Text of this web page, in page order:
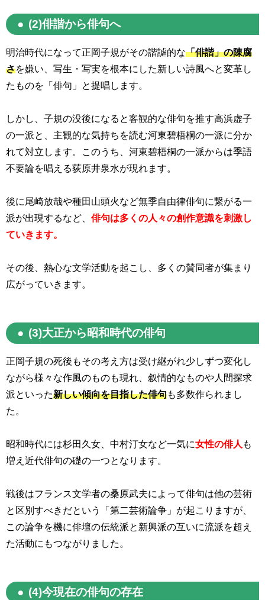
(2)俳諧から俳句へ
明治時代になって正岡子規がその諧謔的な「俳諧」の陳腐
さを嫌い、写生・写実を根本にした新しい詩風へと変革し
たものを「俳句」と提唱します。
しかし、子規の没後になると客観的な俳句を推す高浜虚子
の一派と、主観的な気持ちを読む河東碧梧桐の一派に分か
れて対立します。このうち、河東碧梧桐の一派からは季語
不要論を唱える荻原井泉水が現れます。
後に尾崎放哉や種田山頭火など無季自由律俳句に繋がる一
派が出現するなど、 俳句は多くの人々の創作意識を刺激し
ていきます。
その後、熱心な文学活動を起こし、多くの賛同者が集まり
広がっていきます。
(3)大正から昭和時代の俳句
正岡子規の死後もその考え方は受け継がれ少しずつ変化し
ながら様々な作風のものも現れ、叙情的なものや人間探求
派といった新しい傾向を目指した俳句も多数作られまし
た。
昭和時代には杉田久女、中村汀女など一気に女性の俳人 も
増え近代俳句の礎の一つとなります。
戦後はフランス文学者の桑原武夫によって俳句は他の芸術
と区別すべきだという「第二芸術論争」が起こりますが、
この論争を機に俳壇の伝統派と新興派の互いに流派を超え
た活動にもつながりました。
(4)今現在の俳句の存在